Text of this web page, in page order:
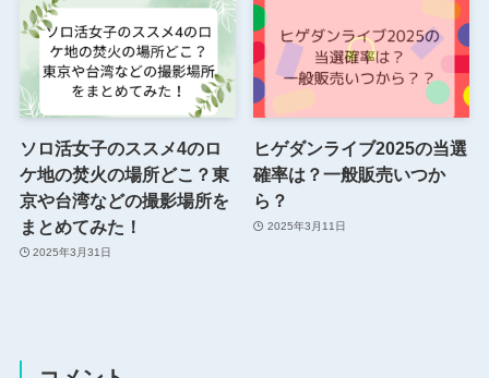
ソロ活女子のススメ4のロ
ケ地の焚火の場所どこ？東
京や台湾などの撮影場所を
まとめてみた！
2025年3月31日
ヒゲダンライブ2025の当選
確率は？一般販売いつか
ら？
2025年3月11日